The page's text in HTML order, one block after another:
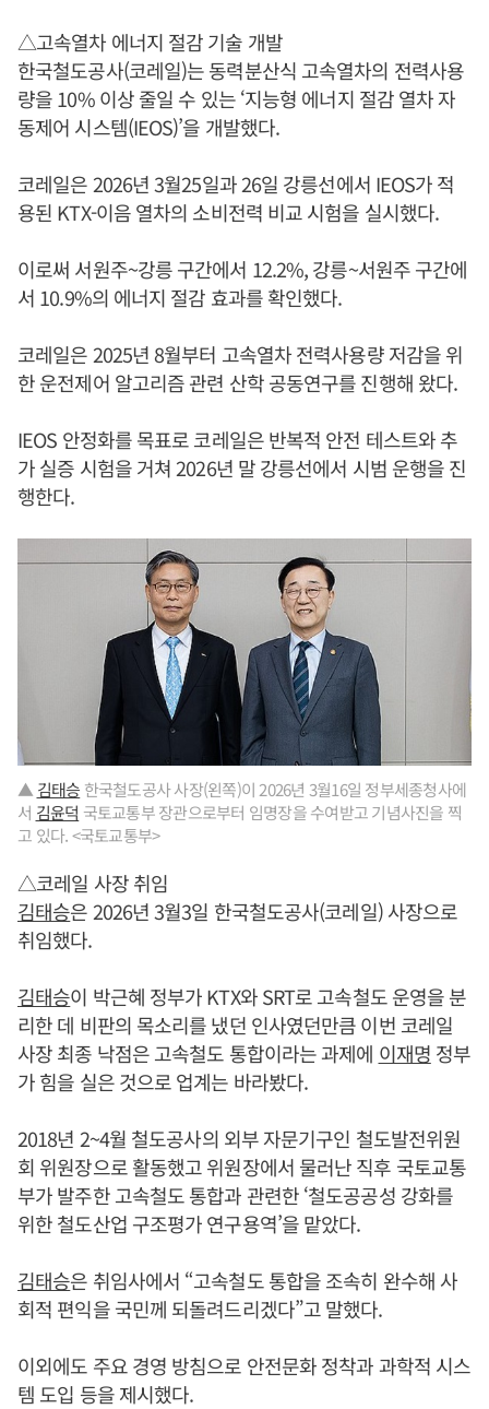
△고속열차 에너지 절감 기술 개발
한국철도공사(코레일)는 동력분산식 고속열차의 전력사용
량을 10% 이상 줄일 수 있는 ‘지능형 에너지 절감 열차 자
동제어 시스템(IEOS)’을 개발했다.
코레일은 2026년 3월25일과 26일 강릉선에서 IEOS가 적
용된 KTX-이음 열차의 소비전력 비교 시험을 실시했다.
이로써 서원주~강릉 구간에서 12.2%, 강릉~서원주 구간에
서 10.9%의 에너지 절감 효과를 확인했다.
코레일은 2025년 8월부터 고속열차 전력사용량 저감을 위
한 운전제어 알고리즘 관련 산학 공동연구를 진행해 왔다.
IEOS 안정화를 목표로 코레일은 반복적 안전 테스트와 추
가 실증 시험을 거쳐 2026년 말 강릉선에서 시범 운행을 진
행한다.
▲ 김태승 한국철도공사 사장(왼쪽)이 2026년 3월16일 정부세종청사에
서 김윤덕 국토교통부 장관으로부터 임명장을 수여받고 기념사진을 찍
고 있다. <국토교통부>
△코레일 사장 취임
김태승은 2026년 3월3일 한국철도공사(코레일) 사장으로
취임했다.
김태승이 박근혜 정부가 KTX와 SRT로 고속철도 운영을 분
리한 데 비판의 목소리를 냈던 인사였던만큼 이번 코레일
사장 최종 낙점은 고속철도 통합이라는 과제에 이재명 정부
가 힘을 실은 것으로 업계는 바라봤다.
2018년 2~4월 철도공사의 외부 자문기구인 철도발전위원
회 위원장으로 활동했고 위원장에서 물러난 직후 국토교통
부가 발주한 고속철도 통합과 관련한 ‘철도공공성 강화를
위한 철도산업 구조평가 연구용역’을 맡았다.
김태승은 취임사에서 “고속철도 통합을 조속히 완수해 사
회적 편익을 국민께 되돌려드리겠다”고 말했다.
이외에도 주요 경영 방침으로 안전문화 정착과 과학적 시스
템 도입 등을 제시했다.